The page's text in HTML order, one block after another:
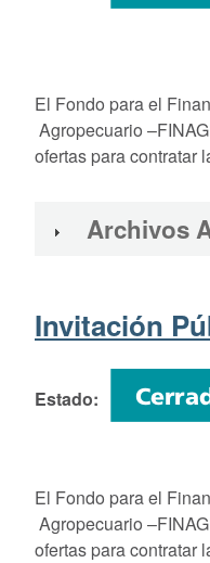
El Fondo para el
Agropecuario
ofertas para contratar
Archivos
Invitación
Estado
El Fondo para el
Agropecuario
ofertas para contratar